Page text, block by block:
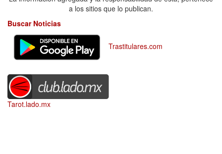
a los sitios que lo publican.
Buscar Noticias
Trastitulares.com
Tarot.lado.mx